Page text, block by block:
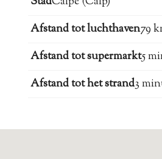
Afstand tot luchthaven79
Afstand tot supermarkt5
Afstand tot het strand3